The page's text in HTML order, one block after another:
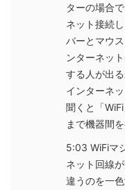
ターの場合
ネット接続
バーとマウ
ンターネッ
する人が出
インターネ
聞くと「
まで機器間
5:03 WiFiマ
ネット回線
違うのを一